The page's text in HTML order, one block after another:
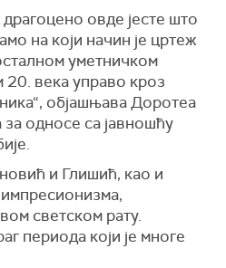
овде јесте што
на који начин је цртеж
уметничком
века управо кроз
објашњава Доротеа
односе са јавношћу
и Глишић, као и
светском рату.
периода који је многе